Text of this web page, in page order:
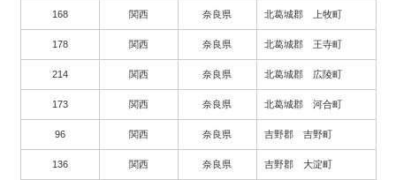
168 関西 奈良県 北葛城郡 上牧町
178 関西 奈良県 北葛城郡 王寺町
214 関西 奈良県 北葛城郡 広陵町
173 関西 奈良県 北葛城郡 河合町
96 関西 奈良県 吉野郡 吉野町
136 関西 奈良県 吉野郡 大淀町